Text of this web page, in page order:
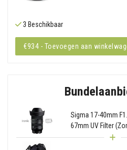
3 Beschikbaar
€934 - Toevoegen aan
Sigma 17-40mm
67mm UV Filter